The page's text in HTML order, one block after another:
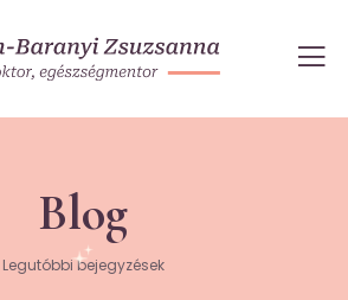
Blog
Legutóbbi bejegyzések